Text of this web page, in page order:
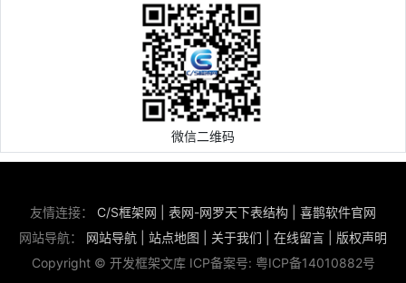
微信二维码
友情连接： C/S框架网 表网-网罗天下表结构
喜鹊软件官网
网站导航： 网站导航 站点地图 关于我们 在线留言
版权声明
Copyright © 开发框架文库 ICP备案号: 粤ICP备14010882号